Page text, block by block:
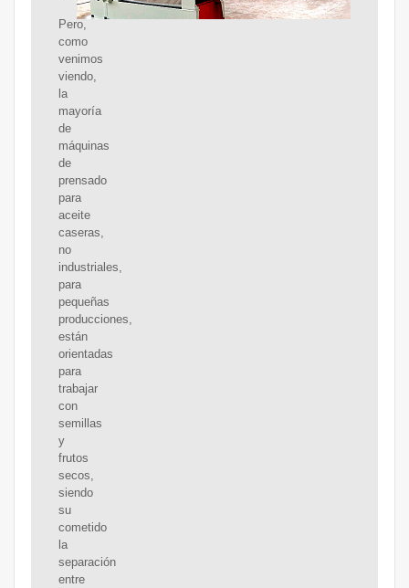
Pero,
como
venimos
viendo,
la
mayoría
de
máquinas
de
prensado
para
aceite
caseras,
no
industriales,
para
pequeñas
producciones,
están
orientadas
para
trabajar
con
semillas
y
frutos
secos,
siendo
su
cometido
la
separación
entre